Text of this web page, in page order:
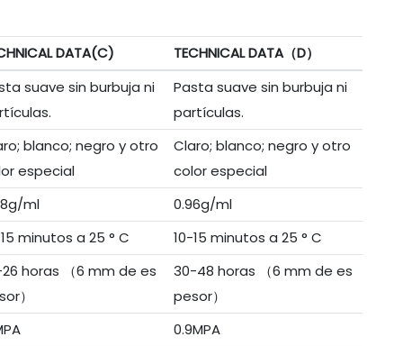
DATA(C)
TECHNICAL DATA（D）
suave sin burbuja ni
Pasta suave sin burbuja ni
partículas.
blanco; negro y otro
especial
Claro; blanco; negro y otro
color especial
ml
0.96g/ml
minutos a 25 ° C
10-15 minutos a 25 ° C
horas （6 mm de es
）
30-48 horas （6 mm de es
pesor）
0.9MPA